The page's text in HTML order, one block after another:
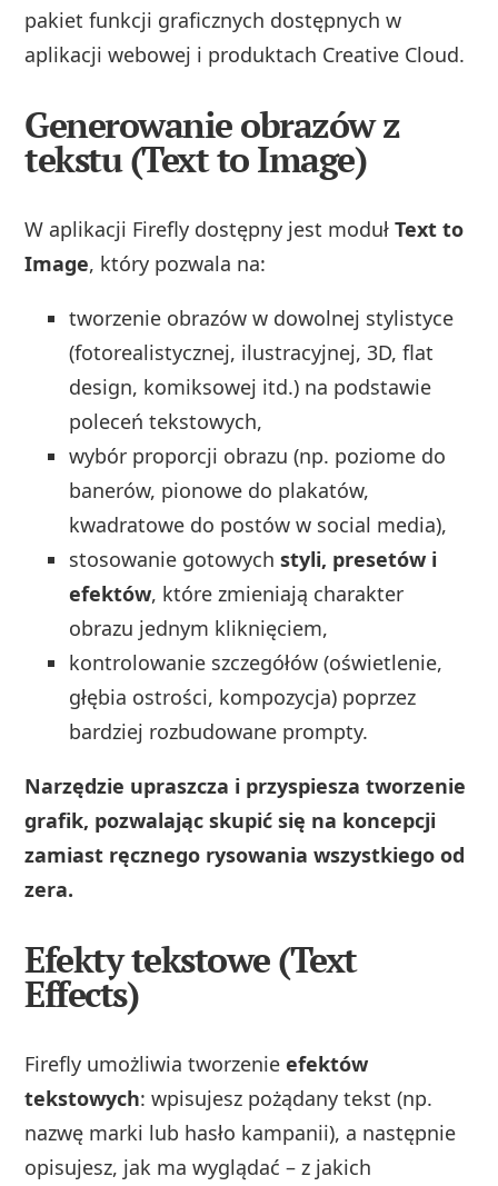
pakiet funkcji graficznych dostępnych w
aplikacji webowej i produktach Creative Cloud.
Generowanie obrazów z
tekstu (Text to Image)
W aplikacji Firefly dostępny jest modułText to
Image, który pozwala na:
tworzenie obrazów w dowolnej stylistyce
(fotorealistycznej, ilustracyjnej, 3D, flat
design, komiksowej itd.) na podstawie
poleceń tekstowych,
wybór proporcji obrazu (np. poziome do
banerów, pionowe do plakatów,
kwadratowe do postów w social media),
stosowanie gotowychstyli, presetów i
efektów, które zmieniają charakter
obrazu jednym kliknięciem,
kontrolowanie szczegółów (oświetlenie,
głębia ostrości, kompozycja) poprzez
bardziej rozbudowane prompty.
Narzędzie upraszcza i przyspiesza tworzenie
grafik, pozwalając skupić się na koncepcji
zamiast ręcznego rysowania wszystkiego od
zera.
Efekty tekstowe (Text
Effects)
Firefly umożliwia tworzenieefektów
tekstowych: wpisujesz pożądany tekst (np.
nazwę marki lub hasło kampanii), a następnie
opisujesz, jak ma wyglądać – z jakich